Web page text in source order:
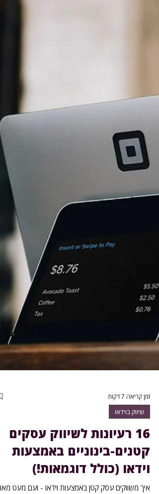
זמן קריאה 7 דקות
16 רעיונות לשיווק עסקים
קטנים-בינוניים באמצעות